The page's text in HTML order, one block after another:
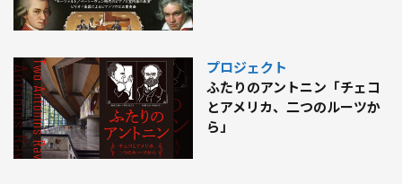
プロジェクト
ふたりのアントニン「チェコ
とアメリカ、二つのルーツか
ら」